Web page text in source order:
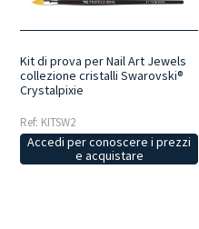
Kit di prova per Nail Art Jewels
collezione cristalli Swarovski®
Crystalpixie
Ref: KITSW2
Accedi per conoscere i prezzi
e acquistare